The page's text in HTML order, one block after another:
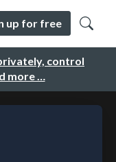
control
more …
up for free